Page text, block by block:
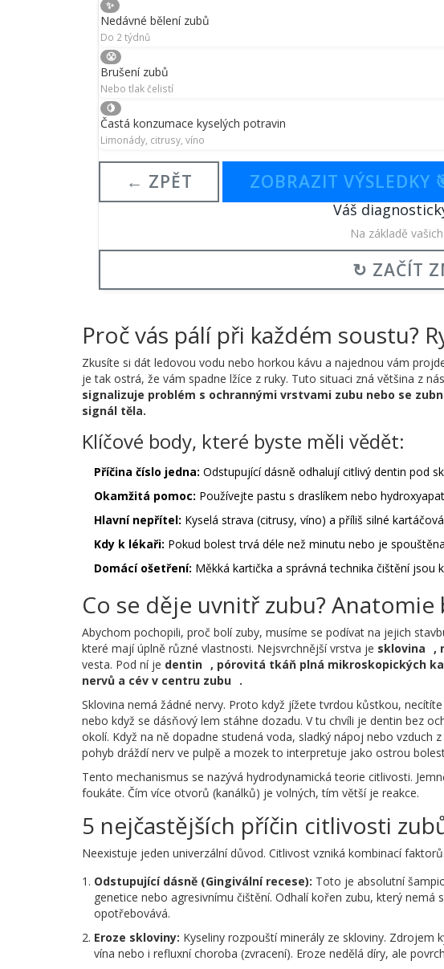
✨
Nedávné bělení zubů
Do 2 týdnů
😤
Brušení zubů
Nebo tlak čelistí
🍋
Častá konzumace kyselých potravin
Limonády, citrusy, víno
← ZPĚT ZOBRAZIT VÝSLEDKY
Váš
Na základě
↻ ZAČÍT
Proč vás pálí při každém soustu?
Zkusíte si dát ledovou vodu nebo horkou kávu a najednou vám
je tak ostrá, že vám spadne lžíce z ruky. Tuto situaci zná většina z
signalizuje problém s ochrannými vrstvami zubu nebo se
signál těla.
Klíčové body, které byste měli vědět:
Příčina číslo jedna: Odstupující dásně odhalují citlivý dentin pod
Okamžitá pomoc: Používejte pastu s draslíkem nebo
Hlavní nepřítel: Kyselá strava (citrusy, víno) a příliš silné
Kdy k lékaři: Pokud bolest trvá déle než minutu nebo je
Domácí ošetření: Měkká kartička a správná technika čištění jsou
Co se děje uvnitř zubu? Anatomie
Abychom pochopili, proč bolí zuby, musíme se podívat na jejich
které mají úplně různé vlastnosti. Nejsvrchnější vrstva je sklovina ,
vesta. Pod ní je dentin , pórovitá tkáň plná mikroskopických
nervů a cév v centru zubu .
Sklovina nemá žádné nervy. Proto když jížete tvrdou kůstkou,
nebo když se dásňový lem stáhne dozadu. V tu chvíli je dentin bez
okolí. Když na ně dopadne studená voda, sladký nápoj nebo vzduch
pohyb dráždí nerv ve pulpě a mozek to interpretuje jako ostrou
Tento mechanismus se nazývá hydrodynamická teorie citlivosti.
foukáte. Čím více otvorů (kanálků) je volných, tím větší je reakce.
5 nejčastějších příčin citlivosti
Neexistuje jeden univerzální důvod. Citlivost vzniká kombinací
Odstupující dásně (Gingivální recese): Toto je absolutní
genetice nebo agresivnímu čištění. Odhalí kořen zubu, který
opotřebovává.
Eroze skloviny: Kyseliny rozpouští minerály ze skloviny. Zdrojem
vína nebo i refluxní choroba (zvracení). Eroze nedělá díry, ale